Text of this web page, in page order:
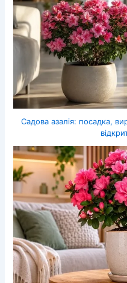
Садова азалія: посадка,